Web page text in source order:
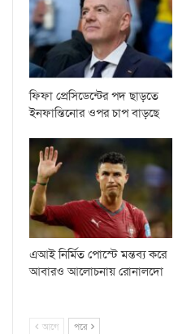
ফিফা প্রেসিডেন্টের পদ ছাড়তে
ইনফান্তিনোর ওপর চাপ বাড়ছে
এআই নির্মিত পোস্টে মন্তব্য করে
আবারও আলোচনায় রোনালদো
আগে পরে